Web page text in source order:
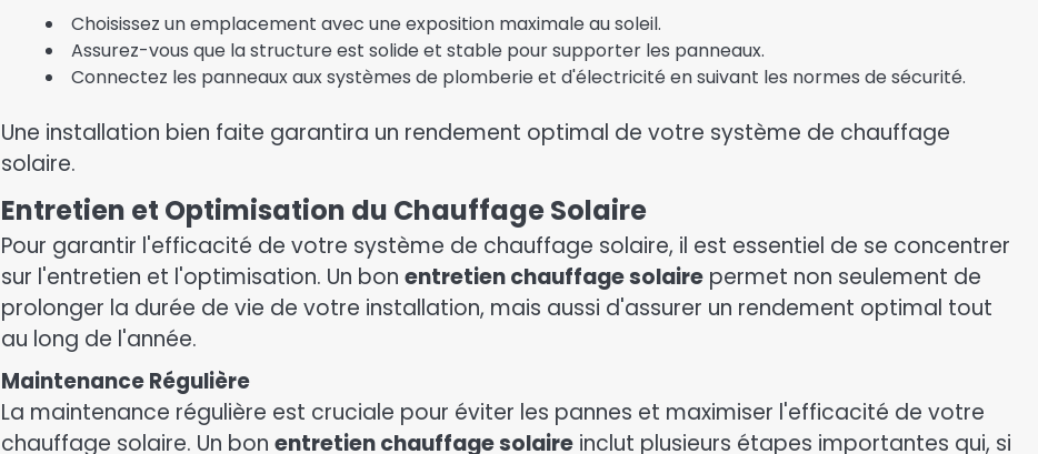
Choisissez un emplacement avec une exposition maximale au soleil.
Assurez-vous que la structure est solide et stable pour supporter les panneaux.
Connectez les panneaux aux systèmes de plomberie et d'électricité en suivant les normes de sécurité.
Une installation bien faite garantira un rendement optimal de votre système de chauffage
solaire.
Entretien et Optimisation du Chauffage Solaire
Pour garantir l'efficacité de votre système de chauffage solaire, il est essentiel de se concentrer
sur l'entretien et l'optimisation. Un bonentretien chauffage solaire permet non seulement de
prolonger la durée de vie de votre installation, mais aussi d'assurer un rendement optimal tout
au long de l'année.
Maintenance Régulière
La maintenance régulière est cruciale pour éviter les pannes et maximiser l'efficacité de votre
chauffage solaire. Un bonentretien chauffage solaire inclut plusieurs étapes importantes qui, si